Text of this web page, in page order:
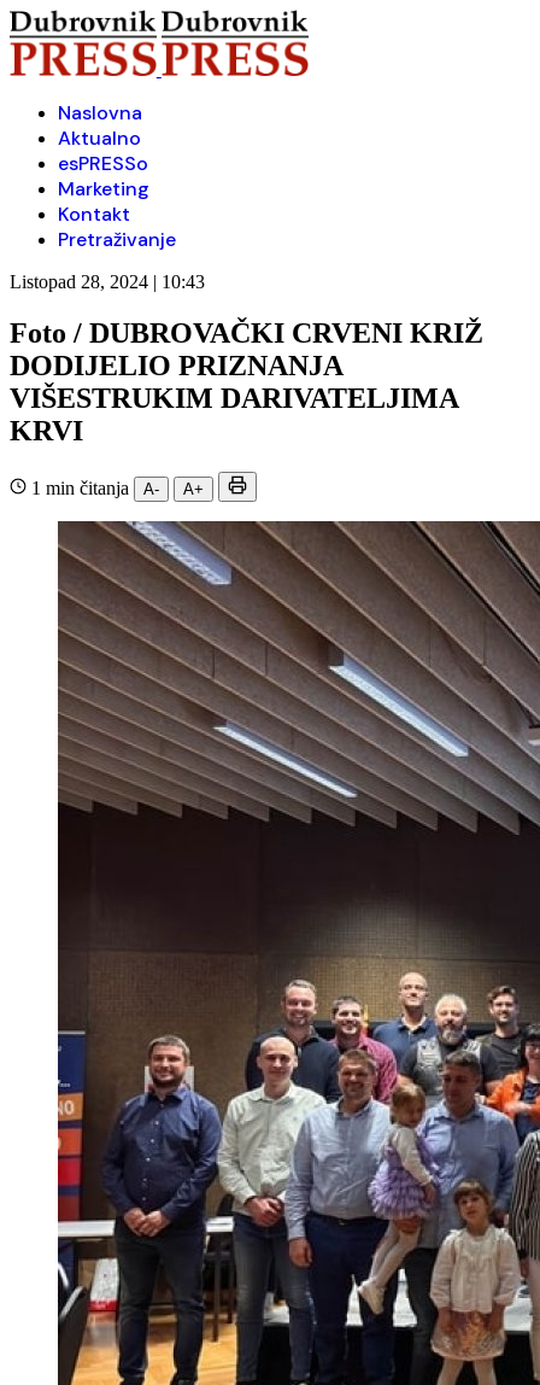
Naslovna
Aktualno
esPRESSo
Marketing
Kontakt
Pretraživanje
Listopad 28, 2024 | 10:43
Foto / DUBROVAČKI CRVENI KRIŽ
DODIJELIO PRIZNANJA
VIŠESTRUKIM DARIVATELJIMA
KRVI
1 min čitanja A- A+